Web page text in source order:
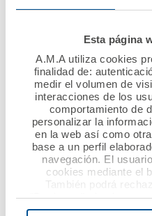
Esta página
A.M.A utiliza cookies
finalidad de:
medir el volumen de
interacciones de los
comportamiento de
personalizar la
en la web así como
base a un perfil
navegación. El
cookies mediante el
También podrá
"Rechazar", donde se
menos las necesarias
Catalunya reconoce a
con sus colegiados de
Catalunya
Ver noticia